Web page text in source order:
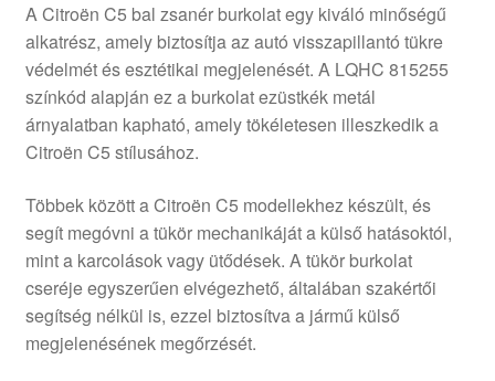
A Citroën C5 bal zsanér burkolat egy kiváló minőségű
alkatrész, amely biztosítja az autó visszapillantó tükre
védelmét és esztétikai megjelenését. A LQHC 815255
színkód alapján ez a burkolat ezüstkék metál
árnyalatban kapható, amely tökéletesen illeszkedik a
Citroën C5 stílusához.
Többek között a Citroën C5 modellekhez készült, és
segít megóvni a tükör mechanikáját a külső hatásoktól,
mint a karcolások vagy ütődések. A tükör burkolat
cseréje egyszerűen elvégezhető, általában szakértői
segítség nélkül is, ezzel biztosítva a jármű külső
megjelenésének megőrzését.